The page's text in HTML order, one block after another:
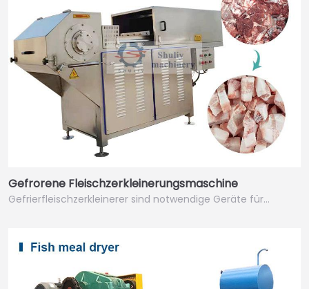
Gefrorene Fleischzerkleinerungsmaschine
Gefrierfleischzerkleinerer sind notwendige Geräte für…